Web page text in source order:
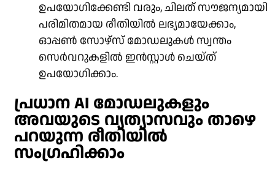
ഉപയോഗിക്കേണ്ടി വരും, ചിലത് സൗജന്യമായി
പരിമിതമായ രീതിയിൽ ലഭ്യമായേക്കാം,
ഓപ്പൺ സോഴ്‌സ് മോഡലുകൾ സ്വന്തം
സെർവറുകളിൽ ഇൻസ്റ്റാൾ ചെയ്ത്
ഉപയോഗിക്കാം.
പ്രധാന AI മോഡലുകളും
അവയുടെ വ്യത്യാസവും താഴെ
പറയുന്ന രീതിയിൽ
സംഗ്രഹിക്കാം